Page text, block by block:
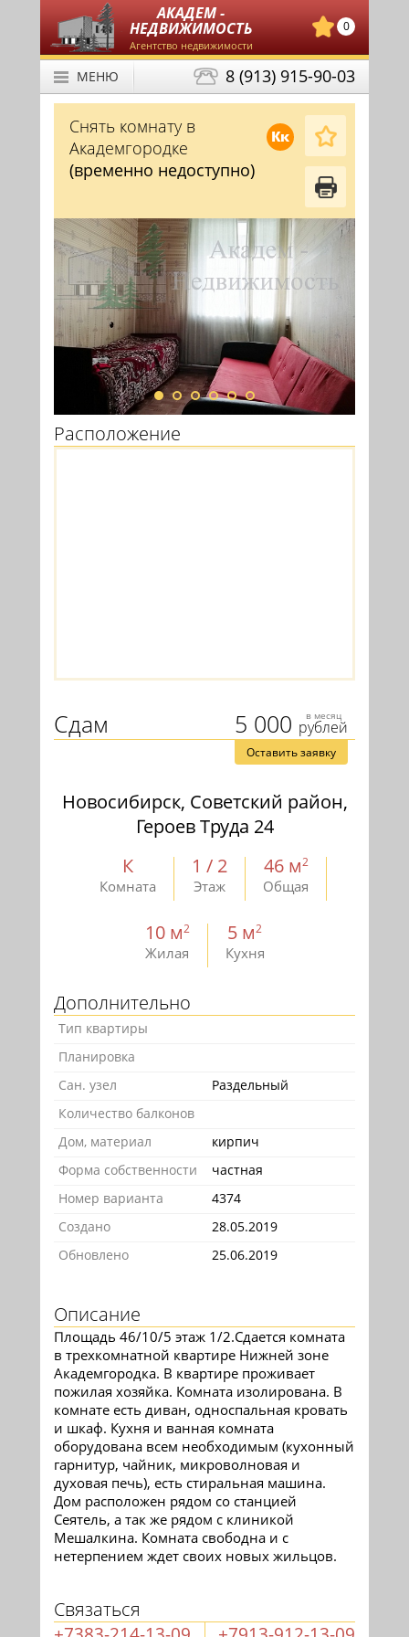
АКАДЕМ -
НЕДВИЖИМОСТЬ
Агентство недвижимости
0
8 (913) 915-90-03
МЕНЮ
Кк
Снять комнату в
Академгородке
(временно недоступно)
Расположение
5 000 в месяц
рублей
Сдам
Оставить заявку
Новосибирск, Советский район,
Героев Труда 24
К
Комната
1 / 2
Этаж
46 м2
Общая
10 м2
Жилая
5 м2
Кухня
Дополнительно
Тип квартиры
Планировка
Сан. узел
Раздельный
Количество балконов
Дом, материал
кирпич
Форма собственности
частная
Номер варианта
4374
Создано
28.05.2019
Обновлено
25.06.2019
Описание
Площадь 46/10/5 этаж 1/2.Сдается комната
в трехкомнатной квартире Нижней зоне
Академгородка. В квартире проживает
пожилая хозяйка. Комната изолирована. В
комнате есть диван, односпальная кровать
и шкаф. Кухня и ванная комната
оборудована всем необходимым (кухонный
гарнитур, чайник, микроволновая и
духовая печь), есть стиральная машина.
Дом расположен рядом со станцией
Сеятель, а так же рядом с клиникой
Мешалкина. Комната свободна и с
нетерпением ждет своих новых жильцов.
Связаться